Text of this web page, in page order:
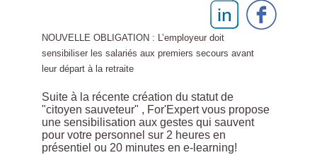
NOUVELLE OBLIGATION : L’employeur doit
sensibiliser les salariés aux premiers secours avant
leur départ à la retraite
Suite à la récente création du statut de
"citoyen sauveteur" , For'Expert vous propose
une sensibilisation aux gestes qui sauvent
pour votre personnel sur 2 heures en
présentiel ou 20 minutes en e-learning!